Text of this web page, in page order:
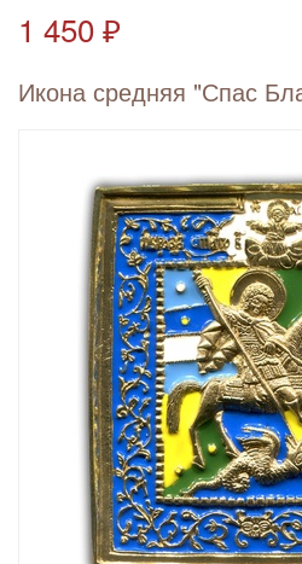
1 450 ₽
Икона средняя "Спас